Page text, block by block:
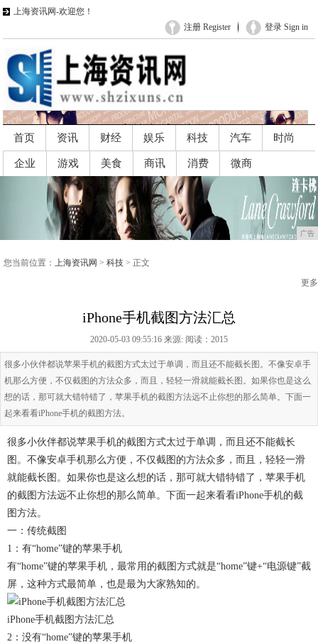
上海资讯网-欢迎您！
登录 Sign in
注册 Register
首页 资讯 财经 娱乐 科技 汽车 时尚
企业 游戏 美食 商讯 消费 微商
广告
您当前位置： 上海资讯网 > 科技 > 正文
更多
iPhone手机截图方法汇总
2020-05-03 09:55:16 来源: 阅读：2015
很多小伙伴都说苹果手机的截图方式太过于单调，而且还不能截长图。不像安卓手
机那么方便，不仅截图的方法众多，而且，轻轻一滑就能截长图。如果你也是这么
想的话，那可就大错特错了，苹果手机的截图方法远不止你想的那么简单。下面一
起来看看iPhone手机的截图方法。
很多小伙伴都说苹果手机的截图方式太过于单调，而且还不能截长
图。不像安卓手机那么方便，不仅截图的方法众多，而且，轻轻一滑
就能截长图。如果你也是这么想的话，那可就大错特错了，苹果手机
的截图方法远不止你想的那么简单。下面一起来看看iPhone手机的截
图方法。
一：传统截图
1：有“home”键的苹果手机
有“home”键的苹果手机，最常用的截图方式就是“home”键+“电源键”截
屏，这种方式最简单，也是最为大家熟知的。
iPhone手机截图方法汇总
2：没有“home”键的苹果手机